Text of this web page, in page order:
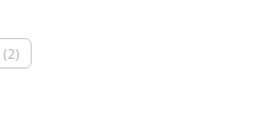
(2)